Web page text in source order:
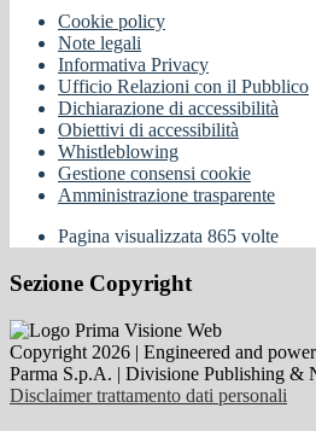
Cookie policy
Note legali
Informativa Privacy
Ufficio Relazioni con il Pubblico
Dichiarazione di accessibilità
Obiettivi di accessibilità
Whistleblowing
Gestione consensi cookie
Amministrazione trasparente
Pagina visualizzata 865 volte
Sezione Copyright
Copyright 2026 | Engineered and
Parma S.p.A. | Divisione Publishing &
Disclaimer trattamento dati personali